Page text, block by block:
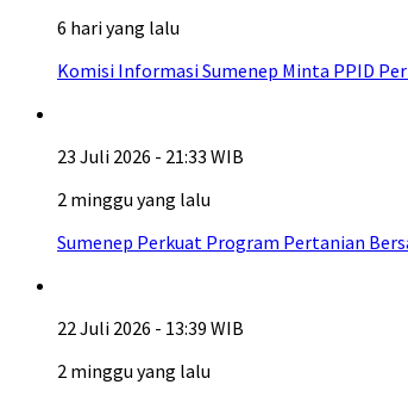
6 hari yang lalu
Komisi Informasi Sumenep Minta PPID
23 Juli 2026 - 21:33 WIB
2 minggu yang lalu
Sumenep Perkuat Program Pertanian
22 Juli 2026 - 13:39 WIB
2 minggu yang lalu